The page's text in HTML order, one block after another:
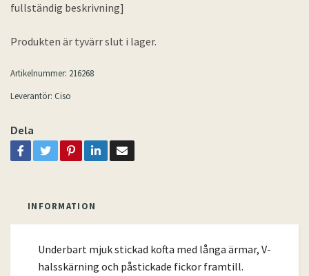
fullständig beskrivning]
Produkten är tyvärr slut i lager.
Artikelnummer: 216268
Leverantör: Ciso
Dela
INFORMATION
Underbart mjuk stickad kofta med långa ärmar, V-
halsskärning och påstickade fickor framtill.